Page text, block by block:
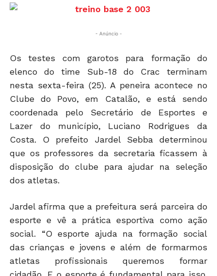
- Anúncio -
Os testes com garotos para formação do
elenco do time Sub-18 do Crac terminam
nesta sexta-feira (25). A peneira acontece no
Clube do Povo, em Catalão, e está sendo
coordenada pelo Secretário de Esportes e
Lazer do município, Luciano Rodrigues da
Costa. O prefeito Jardel Sebba determinou
que os professores da secretaria ficassem à
disposição do clube para ajudar na seleção
dos atletas.
Jardel afirma que a prefeitura será parceira do
esporte e vê a prática esportiva como ação
social. “O esporte ajuda na formação social
das crianças e jovens e além de formarmos
atletas profissionais queremos formar